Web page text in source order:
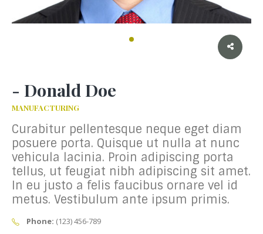
- Donald Doe
MANUFACTURING
Curabitur pellentesque neque eget diam
posuere porta. Quisque ut nulla at nunc
vehicula lacinia. Proin adipiscing porta
tellus, ut feugiat nibh adipiscing sit amet.
In eu justo a felis faucibus ornare vel id
metus. Vestibulum ante ipsum primis.
Phone: (123) 456-789